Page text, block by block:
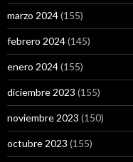
marzo 2024(155)
febrero 2024(145)
enero 2024(155)
diciembre 2023 (155)
noviembre 2023 (150)
octubre 2023 (155)